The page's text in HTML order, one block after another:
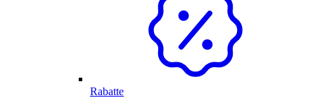
Rabatte